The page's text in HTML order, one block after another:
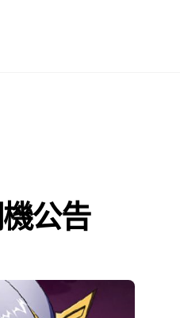
公告